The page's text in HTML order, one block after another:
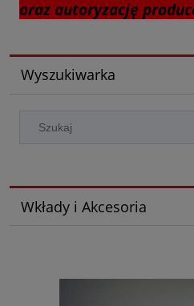
oraz autoryzację
Wyszukiwarka
Wkłady i Akcesoria